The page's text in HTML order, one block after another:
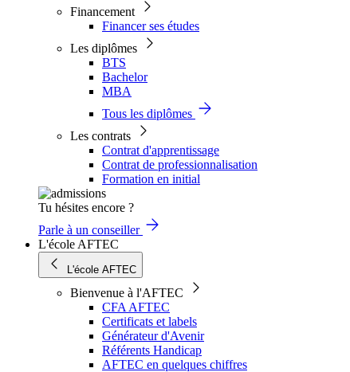
Financement
Financer ses études
Les diplômes
BTS
Bachelor
MBA
Tous les diplômes
Les contrats
Contrat d'apprentissage
Contrat de professionnalisation
Formation en initial
Tu hésites encore ?
Parle à un conseiller
L'école AFTEC
L'école AFTEC
Bienvenue à l'AFTEC
CFA AFTEC
Certificats et labels
Générateur d'Avenir
Référents Handicap
AFTEC en quelques chiffres